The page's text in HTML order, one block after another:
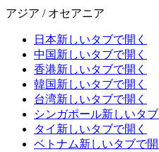
アジア / オセアニア
日本新しいタブで開く
中国新しいタブで開く
香港新しいタブで開く
韓国新しいタブで開く
台湾新しいタブで開く
シンガポール新しいタブ
タイ 新しいタブで開く
ベトナム新しいタブで開